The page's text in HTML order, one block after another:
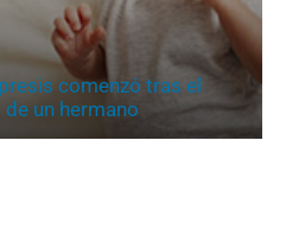
comenzó tras el
un hermano